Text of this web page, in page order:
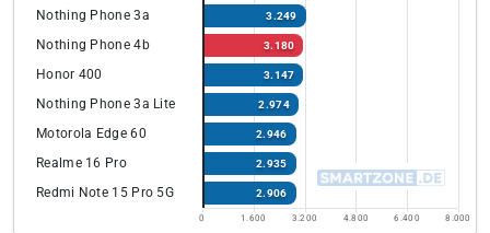
Nothing Phone 3a 3.249
Nothing Phone 4b 3.180
Honor 400 3.147
Nothing Phone 3a Lite 2.974
Motorola Edge 60 2.946
Realme 16 Pro 2.935
Redmi Note 15 Pro 5G 2.906
0 1.600 3.200 4.800 6.400 8.000